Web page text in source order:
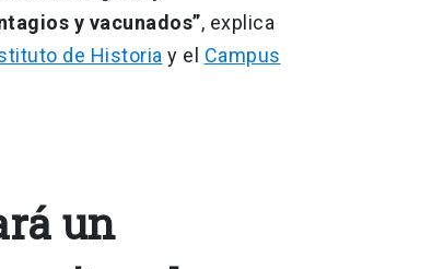
y vacunados”, explica
de Historia y el Campus
un